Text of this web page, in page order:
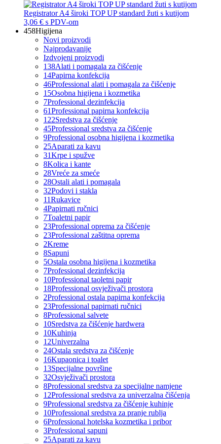
Registrator A4 široki TOP UP standard žuti s kutijom
3,06 € s PDV-om
458Higijena
Novi proizvodi
Najprodavanije
Izdvojeni proizvodi
138Alati i pomagala za čišćenje
14Papirna konfekcija
46Professional alati i pomagala za čišćenje
15Osobna higijena i kozmetika
7Professional dezinfekcija
61Professional papirna konfekcija
122Sredstva za čišćenje
45Professional sredstva za čišćenje
9Professional osobna higijena i kozmetika
25Aparati za kavu
31Krpe i spužve
8Kolica i kante
28Vreće za smeće
28Ostali alati i pomagala
32Podovi i stakla
11Rukavice
4Papirnati ručnici
7Toaletni papir
23Professional oprema za čišćenje
23Professional zaštitna oprema
2Kreme
8Sapuni
5Ostala osobna higijena i kozmetika
7Professional dezinfekcija
10Professional taoletni papir
18Professional osvježivači prostora
2Professional ostala papirna konfekcija
23Professional papirnati ručnici
8Professional salvete
10Sredstva za čišćenje hardwera
10Kuhinja
12Univerzalna
24Ostala sredstva za čišćenje
16Kupaonica i toalet
13Specijalne površine
32Osvježivači prostora
8Professional sredstva za specijalne namjene
12Professional sredstva za univerzalna čišćenja
9Professional sredstva za čišćenje kuhinje
10Professional sredstva za pranje rublja
6Professional hotelska kozmetika i pribor
3Professional sapuni
25Aparati za kavu